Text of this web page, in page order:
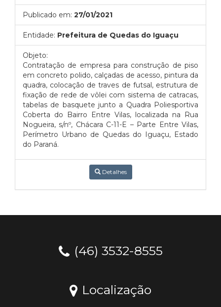
Publicado em: 27/01/2021
Entidade: Prefeitura de Quedas do Iguaçu
Objeto:
Contratação de empresa para construção de piso
em concreto polido, calçadas de acesso, pintura da
quadra, colocação de traves de futsal, estrutura de
fixação de rede de vôlei com sistema de catracas,
tabelas de basquete junto a Quadra Poliesportiva
Coberta do Bairro Entre Vilas, localizada na Rua
Nogueira, s/nº, Chácara C-11-E – Parte Entre Vilas,
Perímetro Urbano de Quedas do Iguaçu, Estado
do Paraná.
Detalhes
(46) 3532-8555
Localização